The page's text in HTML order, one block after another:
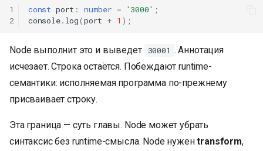
1
2
const port : number = '3000' ;
console. log(port + 1 );
Node выполнит это и выведет 30001 . Аннотация
исчезает. Строка остаётся. Побеждают runtime-
семантики: исполняемая программа по-прежнему
присваивает строку.
Эта граница — суть главы. Node может убрать
синтаксис без runtime-смысла. Node нуженtransform,